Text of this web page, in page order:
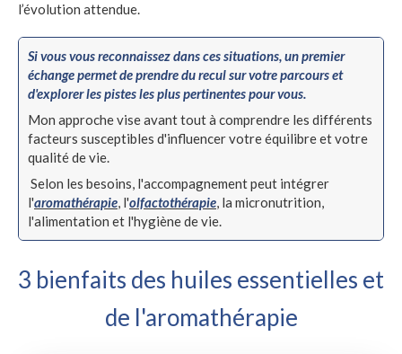
l’évolution attendue.
Si vous vous reconnaissez dans ces situations, un premier
échange permet de prendre du recul sur votre parcours et
d'explorer les pistes les plus pertinentes pour vous.
Mon approche vise avant tout à comprendre les différents
facteurs susceptibles d'influencer votre équilibre et votre
qualité de vie.
Selon les besoins, l'accompagnement peut intégrer
l'aromathérapie, l'olfactothérapie, la micronutrition,
l'alimentation et l'hygiène de vie.
3 bienfaits des huiles essentielles et
de l'aromathérapie